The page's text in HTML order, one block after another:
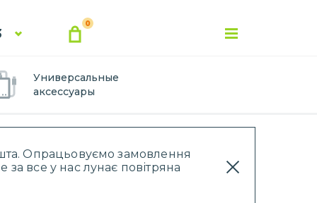
Опрацьовуємо замовлення
все у нас лунає повітряна
0
Универсальные
аксессуары